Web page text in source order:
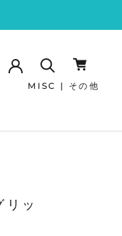
MISC | その他
ッ